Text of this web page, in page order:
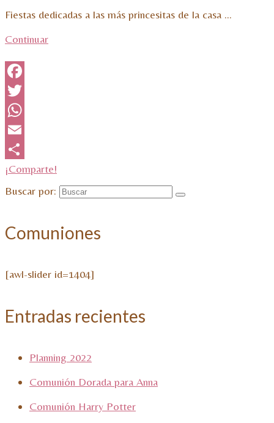
Fiestas dedicadas a las más princesitas de la casa …
Continuar
Facebook
Twitter
WhatsApp
Email
¡Comparte!
Buscar por:
Comuniones
[awl-slider id=1404]
Entradas recientes
Planning 2022
Comunión Dorada para Anna
Comunión Harry Potter